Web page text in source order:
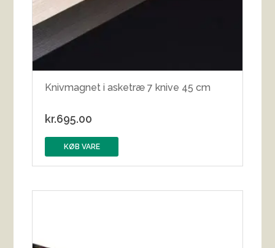
Knivmagnet i asketræ 7 knive 45 cm
kr.695.00
KØB VARE